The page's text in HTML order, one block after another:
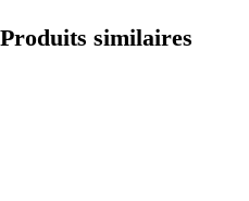
Produits similaires